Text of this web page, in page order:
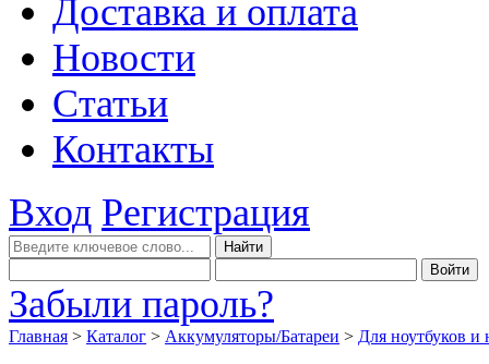
Доставка и оплата
Новости
Статьи
Контакты
Вход Регистрация
Забыли пароль?
Главная > Каталог > Аккумуляторы/Батареи > Для ноутбуков и